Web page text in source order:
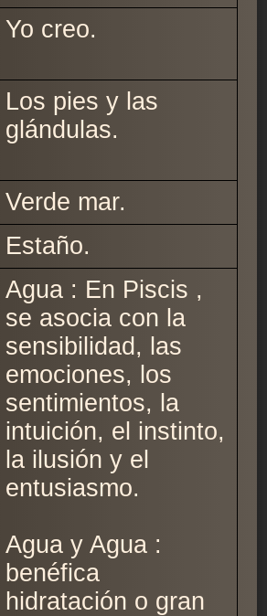
Yo creo.
Los pies y las
glándulas.
Verde mar.
Estaño.
Agua : En Piscis ,
se asocia con la
sensibilidad, las
emociones, los
sentimientos, la
intuición, el instinto,
la ilusión y el
entusiasmo.
Agua y Agua :
benéfica
hidratación o gran